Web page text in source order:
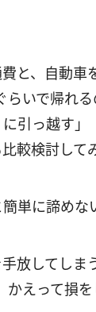
と、自動車
らいで帰れ
引っ越す
較検討して
単に諦めな
放してしま
えって損を